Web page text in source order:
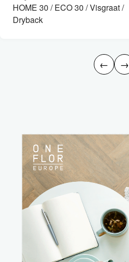
HOME 30 / ECO 30 / Visgraat /
Dryback
← →